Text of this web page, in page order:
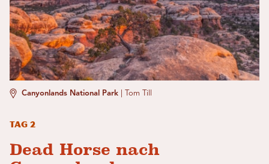
Canyonlands National Park Tom Till
Tag 2
Dead Horse nach